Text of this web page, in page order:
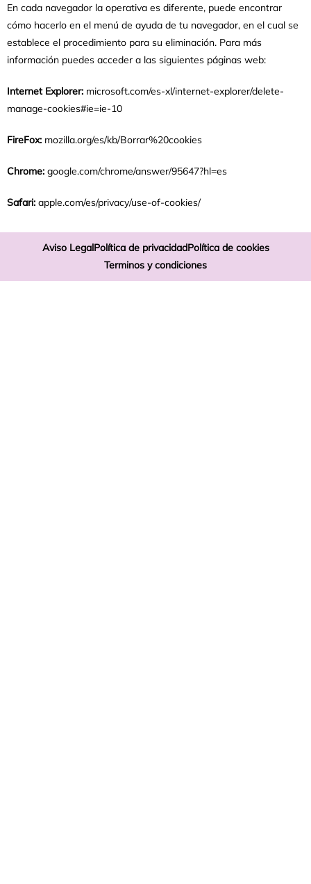
En cada navegador la operativa es diferente, puede encontrar
cómo hacerlo en el menú de ayuda de tu navegador, en el cual se
establece el procedimiento para su eliminación. Para más
información puedes acceder a las siguientes páginas web:
Internet Explorer: microsoft.com/es-xl/internet-explorer/delete-
manage-cookies#ie=ie-10
FireFox: mozilla.org/es/kb/Borrar%20cookies
Chrome: google.com/chrome/answer/95647?hl=es
Safari: apple.com/es/privacy/use-of-cookies/
Aviso LegalPolítica de privacidadPolítica de cookies
Terminos y condiciones